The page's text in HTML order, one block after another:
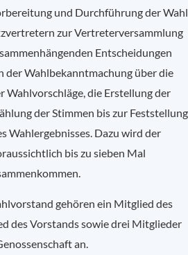
und Durchführung der Wahl
zur Vertreterversammlung
Entscheidungen
der Wahlbekanntmachung über die
Wahlvorschläge, die Erstellung der
der Stimmen bis zur Feststellung
Wahlergebnisses. Dazu wird der
bis zu sieben Mal
gehören ein Mitglied des
des Vorstands sowie drei Mitglieder
an.